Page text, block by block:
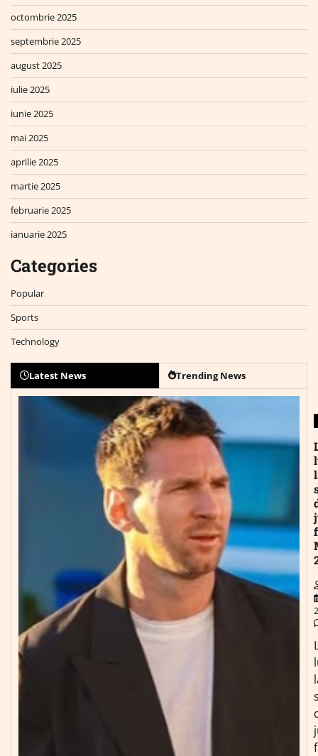
octombrie 2025
septembrie 2025
august 2025
iulie 2025
iunie 2025
mai 2025
aprilie 2025
martie 2025
februarie 2025
ianuarie 2025
Categories
Popular
Sports
Technology
Latest News Trending News